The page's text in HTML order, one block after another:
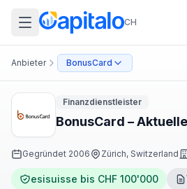
CH
Anbieter BonusCard
Finanzdienstleister
BonusCard –
Gegründet 2006 Zürich, Switzerland
esisuisse bis CHF 100'000